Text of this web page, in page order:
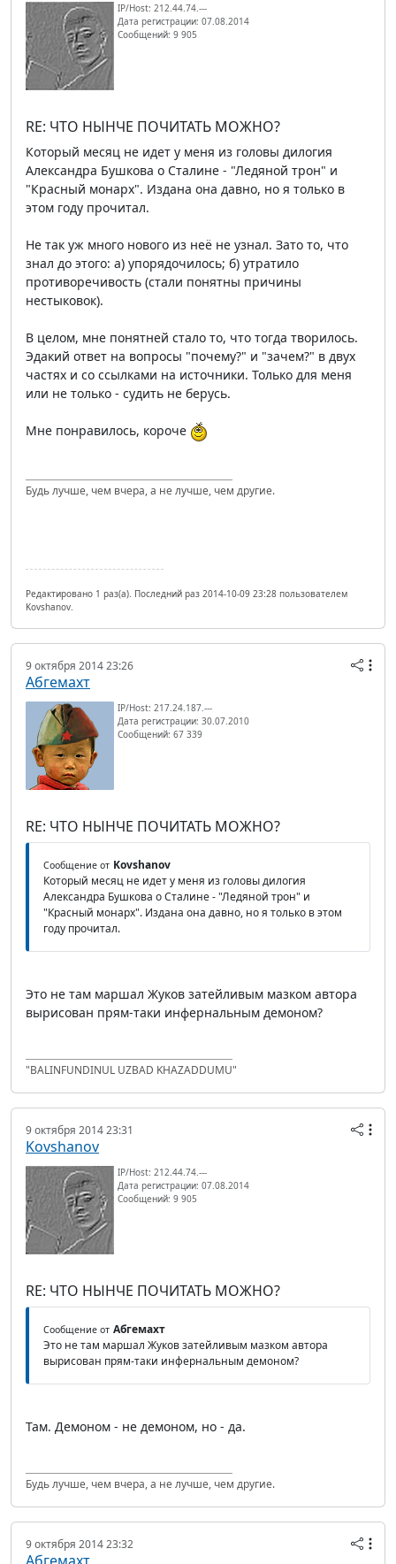
IP/Host: 212.44.74.---
Дата регистрации: 07.08.2014
Сообщений: 9 905
RE: ЧТО НЫНЧЕ ПОЧИТАТЬ МОЖНО?
Который месяц не идет у меня из головы дилогия
Александра Бушкова о Сталине - "Ледяной трон" и
"Красный монарх". Издана она давно, но я только в
этом году прочитал.
Не так уж много нового из неё не узнал. Зато то, что
знал до этого: а) упорядочилось; б) утратило
противоречивость (стали понятны причины
нестыковок).
В целом, мне понятней стало то, что тогда творилось.
Эдакий ответ на вопросы "почему?" и "зачем?" в двух
частях и со ссылками на источники. Только для меня
или не только - судить не берусь.
Мне понравилось, короче
Будь лучше, чем вчера, а не лучше, чем другие.
Редактировано 1 раз(а). Последний раз 2014-10-09 23:28 пользователем
Kovshanov.
9 октября 2014 23:26
Абгемахт
IP/Host: 217.24.187.---
Дата регистрации: 30.07.2010
Сообщений: 67 339
RE: ЧТО НЫНЧЕ ПОЧИТАТЬ МОЖНО?
Сообщение от Kovshanov
Который месяц не идет у меня из головы дилогия
Александра Бушкова о Сталине - "Ледяной трон" и
"Красный монарх". Издана она давно, но я только в этом
году прочитал.
Это не там маршал Жуков затейливым мазком автора
вырисован прям-таки инфернальным демоном?
"BALINFUNDINUL UZBAD KHAZADDUMU"
9 октября 2014 23:31
Kovshanov
IP/Host: 212.44.74.---
Дата регистрации: 07.08.2014
Сообщений: 9 905
RE: ЧТО НЫНЧЕ ПОЧИТАТЬ МОЖНО?
Сообщение от Абгемахт
Это не там маршал Жуков затейливым мазком автора
вырисован прям-таки инфернальным демоном?
Там. Демоном - не демоном, но - да.
Будь лучше, чем вчера, а не лучше, чем другие.
9 октября 2014 23:32